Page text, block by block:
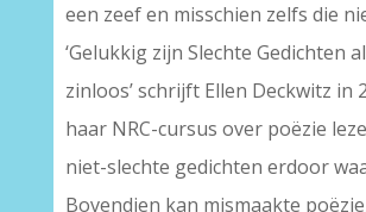
een zeef en misschien zelfs die
‘Gelukkig zijn Slechte Gedichten
zinloos’ schrijft Ellen Deckwitz in
haar NRC-cursus over poëzie
niet-slechte gedichten erdoor
Bovendien kan mismaakte